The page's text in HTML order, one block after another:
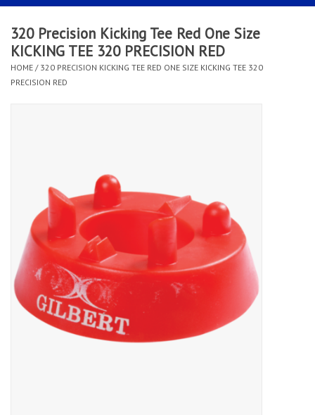
KLEDING
CLUBSHOPS
SCHOLEN
320 Precision Kicking Tee Red One Size
KICKING TEE 320 PRECISION RED
HOME / 320 PRECISION KICKING TEE RED ONE SIZE KICKING TEE 320
PRECISION RED